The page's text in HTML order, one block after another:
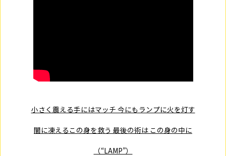
小さく震える手にはマッチ 今にもランプに火を灯す
闇に凍えるこの身を救う 最後の術は この身の中に
（“LAMP”）